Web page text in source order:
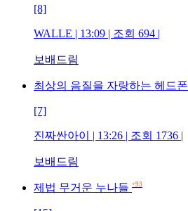
[8]
WALLE | 13:09 | 조회 694 |
보배드림
최상의 음질을 자랑하는 헤드폰
[7]
진짜싼아이 | 13:26 | 조회 1736 |
보배드림
제법 무거운 누나들 +93